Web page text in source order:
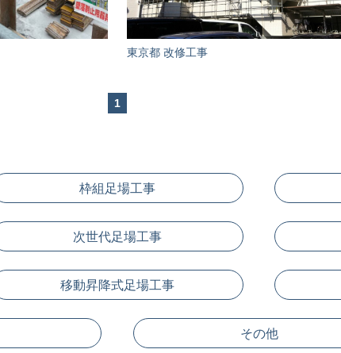
東京都 改修工事
1
枠組足場工事
次世代足場工事
移動昇降式足場工事
その他